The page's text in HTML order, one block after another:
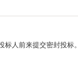
人前来提交密封投标。